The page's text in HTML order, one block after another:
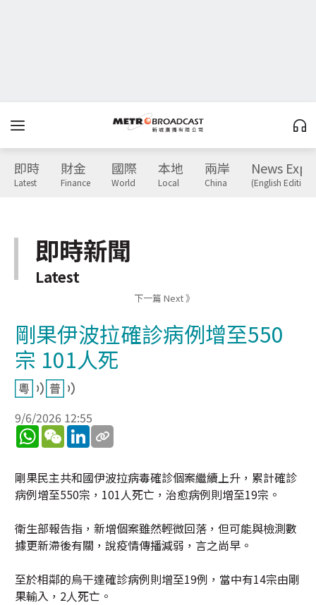
即時
Latest
財金
Finance
國際
World
本地
Local
兩岸
China
News
(English Edition)
即時新聞
Latest
下一篇 Next 》
剛果伊波拉確診病例增至550
宗 101人死
9/6/2026 12:55
WhatsApp
WeChatLinkedIn
剛果民主共和國伊波拉病毒確診個案繼續上升，累計確診
病例增至550宗，101人死亡，治愈病例則增至19宗。
衛生部報告指，新增個案雖然輕微回落，但可能與檢測數
據更新滯後有關，說疫情傳播減弱，言之尚早。
至於相鄰的烏干達確診病例則增至19例，當中有14宗由剛
果輸入，2人死亡。